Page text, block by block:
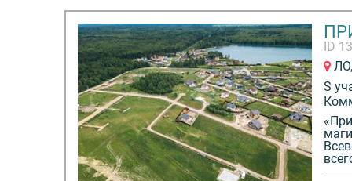
ID
ЛО,
S